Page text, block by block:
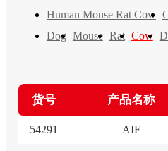
Human Mouse Rat Cow
Dog Mouse Rat Cow
货号 产品名称
54291 AIF